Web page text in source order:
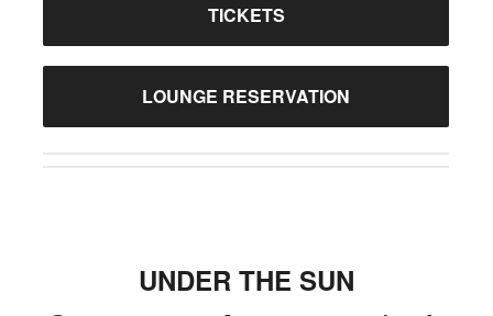
TICKETS
LOUNGE RESERVATION
UNDER THE SUN